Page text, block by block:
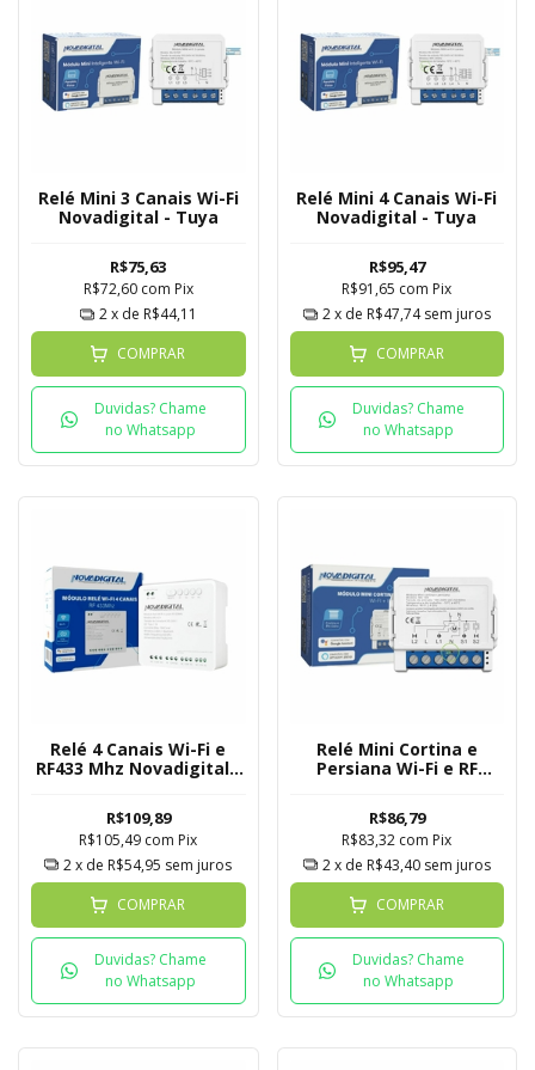
Relé Mini 3 Canais Wi-Fi
Novadigital - Tuya
R$75,63
R$72,60 com Pix
2x de R$44,11
COMPRAR
Duvidas? Chame
no Whatsapp
Relé Mini 4 Canais Wi-Fi
Novadigital - Tuya
R$95,47
R$91,65 com Pix
2x de R$47,74 sem juros
COMPRAR
Duvidas? Chame
no Whatsapp
Relé 4 Canais Wi-Fi e
RF433 Mhz Novadigital -
R$109,89
R$105,49 com Pix
2x de R$54,95 sem juros
COMPRAR
Duvidas? Chame
no Whatsapp
Relé Mini Cortina e
Persiana Wi-Fi e RF
Tuya
R$86,79
R$83,32 com Pix
2x de R$43,40 sem juros
COMPRAR
Duvidas? Chame
no Whatsapp